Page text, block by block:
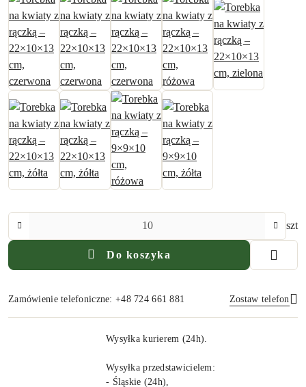
szt
Do koszyka
Zamówienie telefoniczne: +48 724 661 881 Zostaw telefon
Wysyłka kurierem (24h).
Wysyłka przedstawicielem:
- Śląskie (24h),